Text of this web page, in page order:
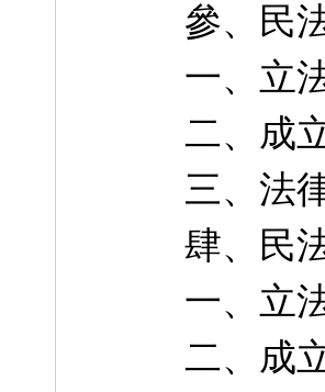
參、民
一、立
二、成
三、法
肆、民
一、立
二、成